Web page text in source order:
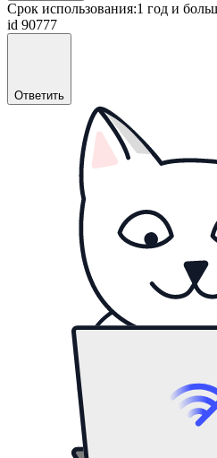
Срок использования:1 год и
id 90777
Ответить